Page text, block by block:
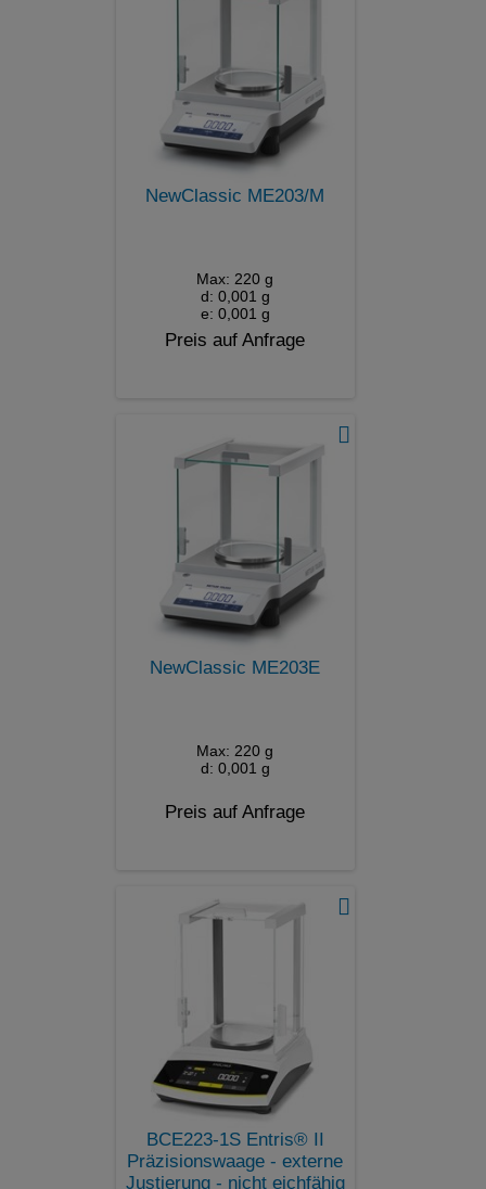
NewClassic ME203/M
Max: 220 g
d: 0,001 g
e: 0,001 g
Preis auf Anfrage
NewClassic ME203E
Max: 220 g
d: 0,001 g
Preis auf Anfrage
BCE223-1S Entris® II
Präzisionswaage - externe
Justierung - nicht eichfähig